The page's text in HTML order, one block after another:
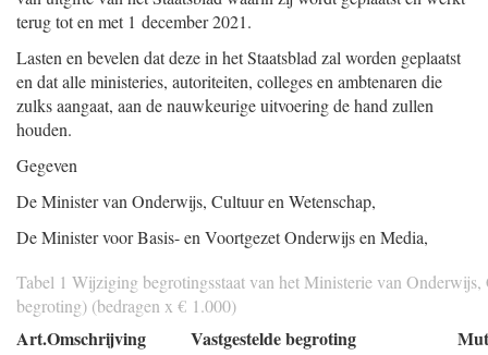
terug tot en met 1 december 2021.
Lasten en bevelen dat deze in het Staatsblad zal worden geplaatst
en dat alle ministeries, autoriteiten, colleges en ambtenaren die
zulks aangaat, aan de nauwkeurige uitvoering de hand zullen
houden.
Gegeven
De Minister van Onderwijs, Cultuur en Wetenschap,
De Minister voor Basis- en Voortgezet Onderwijs en Media,
Tabel 1 Wijziging begrotingsstaat van het Ministerie van
begroting) (bedragen x € 1.000)
Art.Omschrijving Vastgestelde begroting